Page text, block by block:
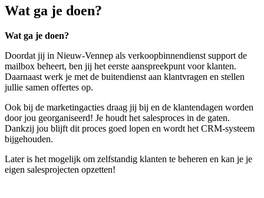
Wat ga je doen?
Wat ga je doen?
Doordat jij in Nieuw-Vennep als verkoopbinnendienst support de
mailbox beheert, ben jij het eerste aanspreekpunt voor klanten.
Daarnaast werk je met de buitendienst aan klantvragen en stellen
jullie samen offertes op.
Ook bij de marketingacties draag jij bij en de klantendagen worden
door jou georganiseerd! Je houdt het salesproces in de gaten.
Dankzij jou blijft dit proces goed lopen en wordt het CRM-systeem
bijgehouden.
Later is het mogelijk om zelfstandig klanten te beheren en kan je je
eigen salesprojecten opzetten!